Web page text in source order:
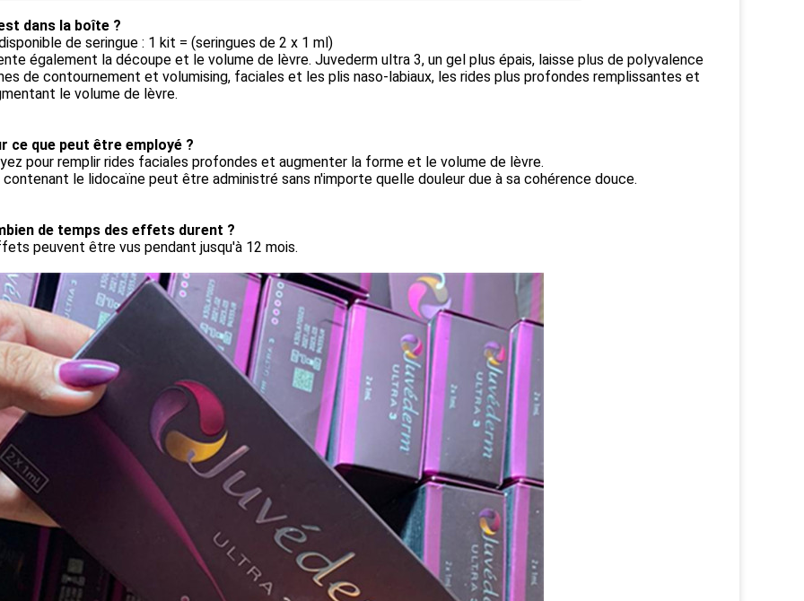
dans la boîte ?
de seringue : 1 kit = (seringues de 2 x 1 ml)
également la découpe et le volume de lèvre. Juvederm ultra 3, un gel plus épais, laisse plus de polyvalence
de contournement et volumising, faciales et les plis naso-labiaux, les rides plus profondes remplissantes et
le volume de lèvre.
ce que peut être employé ?
pour remplir rides faciales profondes et augmenter la forme et le volume de lèvre.
le lidocaïne peut être administré sans n'importe quelle douleur due à sa cohérence douce.
de temps des effets durent ?
peuvent être vus pendant jusqu'à 12 mois.